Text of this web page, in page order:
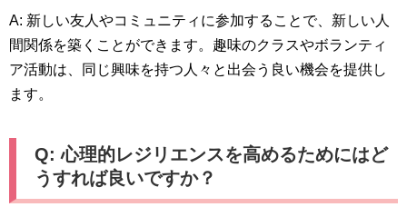
A: 新しい友人やコミュニティに参加することで、新しい人
間関係を築くことができます。趣味のクラスやボランティ
ア活動は、同じ興味を持つ人々と出会う良い機会を提供し
ます。
Q: 心理的レジリエンスを高めるためにはど
うすれば良いですか？